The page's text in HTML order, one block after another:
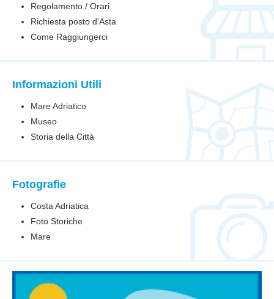
Regolamento / Orari
Richiesta posto d'Asta
Come Raggiungerci
Informazioni Utili
Mare Adriatico
Museo
Storia della Città
Fotografie
Costa Adriatica
Foto Storiche
Mare